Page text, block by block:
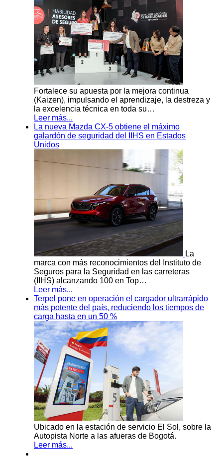
Fortalece su apuesta por la mejora continua
(Kaizen), impulsando el aprendizaje, la destreza y
la excelencia técnica en toda su…
Leer más...
La nueva Mazda CX-5 obtiene el máximo
galardón de seguridad del IIHS en Estados
Unidos
La
marca con más reconocimientos del Instituto de
Seguros para la Seguridad en las carreteras
(IIHS) alcanzando 100 en Top…
Leer más...
Terpel pone en operación el cargador ultrarrápido
más potente del país, reduciendo los tiempos de
carga hasta en un 50 %
Ubicado en la estación de servicio El Sol, sobre la
Autopista Norte a las afueras de Bogotá.
Leer más...